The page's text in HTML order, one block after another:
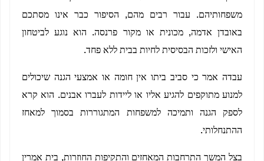
משפחותיהם. עבור רבים מהם, הסיפור כבר אינו מסתכם
באובדן אדמה, מכונית או מקור פרנסה. הוא נוגע לביטחון
האישי ולזכות הבסיסית לחיות בבית ללא פחד.
עבדה אמר כי סביב ביתו אין חומה או אמצעי הגנה שיכולים
למנוע מתוקפים להגיע אליו או ליידות לעברו אבנים. הוא קרא
לספק הגנה ותמיכה למשפחות המתגוררות בסמוך למאחז
ההתנחלותי.
בצל המשך התרחבות המאחזים והתקיפות החוזרות, בית אמרין